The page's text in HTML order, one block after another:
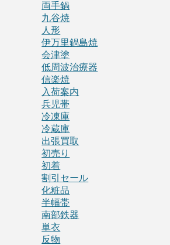
両手鍋
九谷焼
人形
伊万里鍋島焼
会津塗
低周波治療器
信楽焼
入荷案内
兵児帯
冷凍庫
冷蔵庫
出張買取
初売り
初着
割引セール
化粧品
半幅帯
南部鉄器
単衣
反物